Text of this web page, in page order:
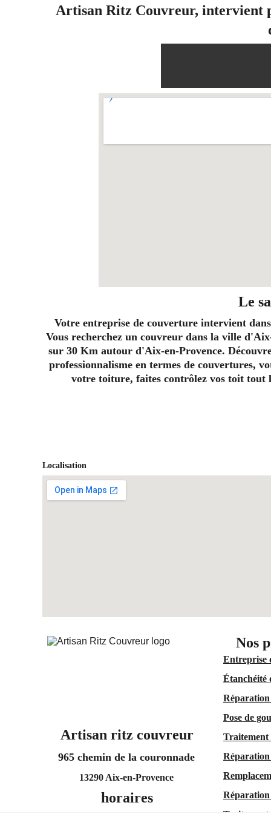
Artisan Ritz Couvreur, intervient
Localisation
Le
Votre entreprise de couverture intervient
Vous recherchez un couvreur dans la ville
sur 30 Km autour d'Aix-en-Provence.
professionnalisme en termes de couvertures,
votre toiture, faites contrôlez vos toit tout
Artisan ritz couvreur
Nos
Entreprise
Étanchéité
Pose de
Traitement
Réparation
Réparation
965 chemin de la couronnade
13290 Aix-en-Provence
horaires